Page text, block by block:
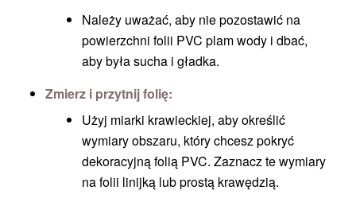
Należy uważać, aby nie pozostawić na
powierzchni folii PVC plam wody i dbać,
aby była sucha i gładka.
Zmierz i przytnij folię:
Użyj miarki krawieckiej, aby określić
wymiary obszaru, który chcesz pokryć
dekoracyjną folią PVC. Zaznacz te wymiary
na folii linijką lub prostą krawędzią.